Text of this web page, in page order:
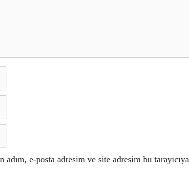
e-posta adresim ve site adresim bu tarayıcıya